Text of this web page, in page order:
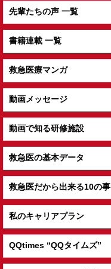
先輩たちの声 一覧
書籍連載 一覧
救急医療マンガ
動画メッセージ
動画で知る研修施設
救急医の基本データ
救急医だから出来る10の事
私のキャリアプラン
QQtimes “QQタイムズ”